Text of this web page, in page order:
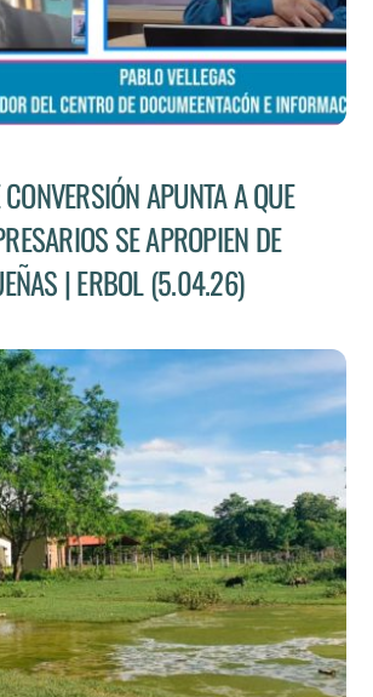
APUNTA A QUE
SE APROPIEN DE
| ERBOL (5.04.26)